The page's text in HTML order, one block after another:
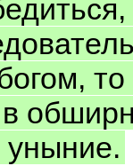
уныние.